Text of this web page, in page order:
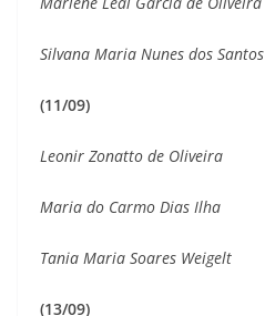
Silvana Maria Nunes dos Santos
(11/09)
Leonir Zonatto de Oliveira
Maria do Carmo Dias Ilha
Tania Maria Soares Weigelt
(13/09)